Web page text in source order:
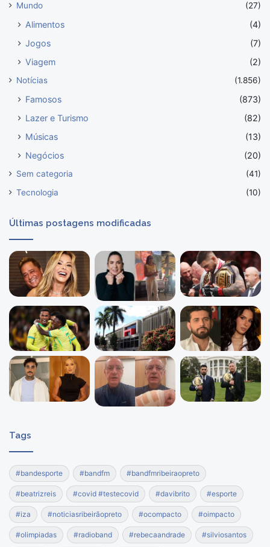
Mundo
(27)
Alimentos
(4)
Jogos
(7)
Viagem
(2)
Notícias (1.856)
Famosos
(873)
Lazer e Turismo
(82)
Músicas
(13)
Negócios
(20)
Sem categoria
(41)
Tecnologia
(10)
Últimas postagens modificadas
Tags
#bandesporte #bandfm #bandfmribeiraopreto
#beatrizreis #covid #testecovid #davibrito #esporte
#iza #noticiasribeirãopreto #ocompacto #oimpacto
#olimpiadas #radioband #rebecaandrade #silviosantos